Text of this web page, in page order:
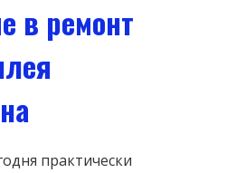
в ремонт
практически